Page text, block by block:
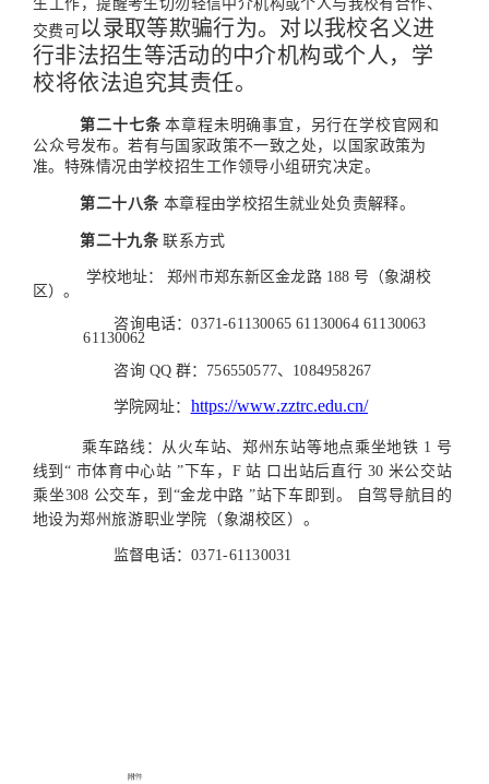
生工作，提醒考生切勿轻信中介机构或个人与我校有合作、
交费可 以录取等欺骗行为。对以我校名义进
行非法招生等活动的中介机构或个人，学
校将依法追究其责任。
第二十七条 本章程未明确事宜，另行在学校官网和
公众号发布。若有与国家政策不一致之处，以国家政策为
准。特殊情况由学校招生工作领导小组研究决定。
第二十八条 本章程由学校招生就业处负责解释。
第二十九条 联系方式
学校地址： 郑州市郑东新区金龙路 188 号（象湖校
区）。
咨询电话：0371-61130065 61130064 61130063
61130062
咨询 QQ 群：756550577、1084958267
学院网址： https://www.zztrc.edu.cn/
乘车路线：从火车站、郑州东站等地点乘坐地铁 1 号
线到 “ 市体育中心站 ”下车，F 站 口出站后直行 30 米公交站
乘坐308 公交车，到“金龙中路 ”站下车即到。
自驾导航目的
地设为郑州旅游职业学院（象湖校区）。
监督电话：0371-61130031